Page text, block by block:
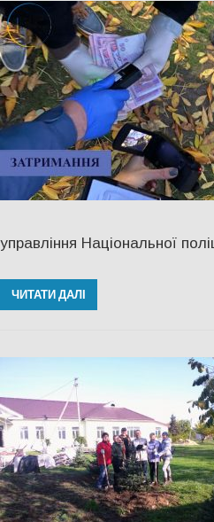
управління Національної
ЧИТАТИ ДАЛІ